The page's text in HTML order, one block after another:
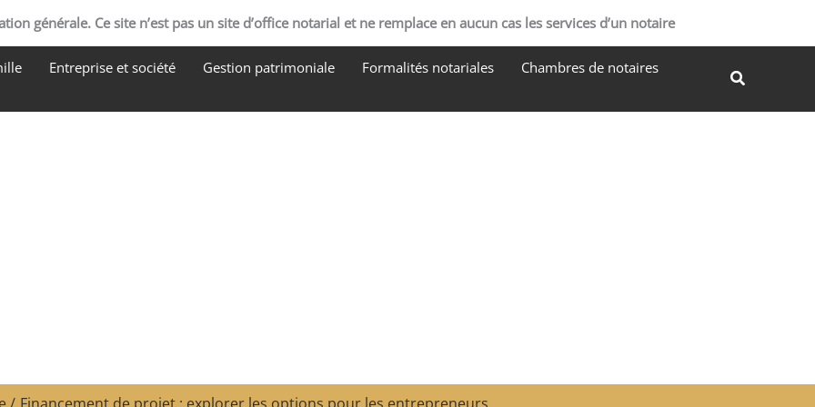
générale. Ce site n’est pas un site d’office notarial et ne remplace en aucun cas les services d’un notaire
Entreprise et société Gestion patrimoniale Formalités notariales
Chambres de notaires
Rechercher
e